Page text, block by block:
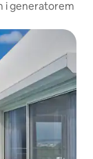
i generatorem